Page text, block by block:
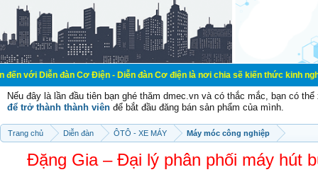
đàn Cơ Điện - Diễn đàn Cơ điện là nơi chia sẽ kiến thức kinh nghiệm
Nếu đây là lần đầu tiên bạn ghé thăm dmec.vn và có thắc mắc, bạn có
để trở thành thành viên để bắt đầu đăng bán sản phẩm của mình.
Trang chủ Diễn đàn ÔTÔ - XE MÁY Máy móc công nghiệp
Đặng Gia – Đại lý phân phối máy hút